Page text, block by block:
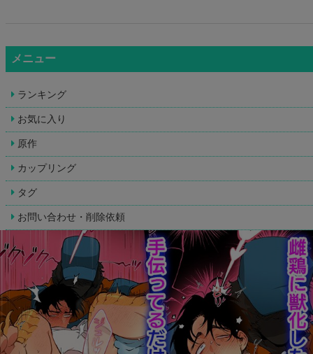
メニュー
ランキング
お気に入り
原作
カップリング
タグ
お問い合わせ・削除依頼